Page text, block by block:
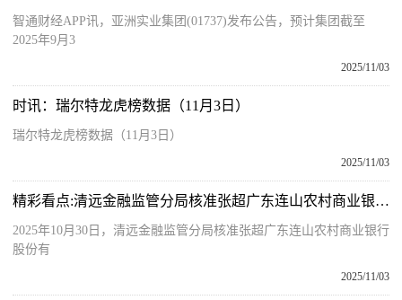
智通财经APP讯，亚洲实业集团(01737)发布公告，预计集团截至
2025年9月3
2025/11/03
时讯：瑞尔特龙虎榜数据（11月3日）
瑞尔特龙虎榜数据（11月3日）
2025/11/03
精彩看点:清远金融监管分局核准张超广东连山农村商业银行股份有限公司董事
2025年10月30日，清远金融监管分局核准张超广东连山农村商业银行
股份有
2025/11/03